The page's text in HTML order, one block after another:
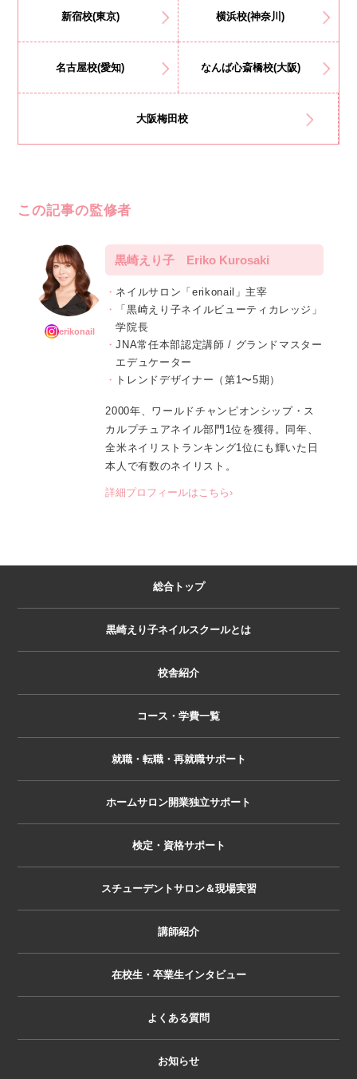
新宿校(東京) 横浜校(神奈川)
名古屋校(愛知) なんば心斎橋校(大阪)
大阪梅田校
この記事の監修者
erikonail
黒崎えり子 Eriko Kurosaki
ネイルサロン「erikonail」主宰
「黒崎えり子ネイルビューティカレッジ」
学院長
JNA常任本部認定講師 / グランドマスター
エデュケーター
トレンドデザイナー（第1〜5期）
2000年、ワールドチャンピオンシップ・ス
カルプチュアネイル部門1位を獲得。同年、
全米ネイリストランキング1位にも輝いた日
本人で有数のネイリスト。
詳細プロフィールはこちら›
総合トップ
黒崎えり子ネイルスクールとは
校舎紹介
コース・学費一覧
就職・転職・再就職サポート
ホームサロン開業独立サポート
検定・資格サポート
スチューデントサロン＆現場実習
講師紹介
在校生・卒業生インタビュー
よくある質問
お知らせ